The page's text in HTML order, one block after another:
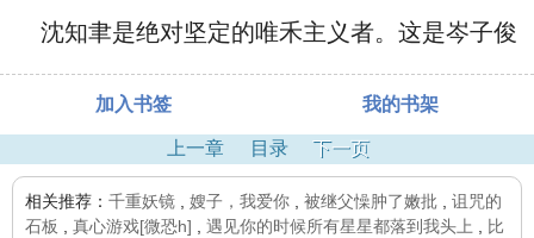
沈知聿是绝对坚定的唯禾主义者。这是岑子俊
加入书签 我的书架
上一章 目录 下一页
相关推荐： 千重妖镜 嫂子，我爱你 被继父懆肿了嫩批
诅咒的
石板
真心游戏[微恐h] 遇见你的时候所有星星都落到我头上 比